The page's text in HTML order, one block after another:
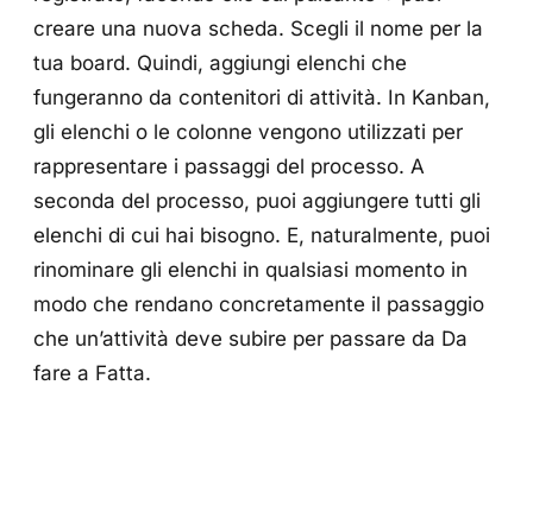
creare una nuova scheda. Scegli il nome per la
tua board. Quindi, aggiungi elenchi che
fungeranno da contenitori di attività. In Kanban,
gli elenchi o le colonne vengono utilizzati per
rappresentare i passaggi del processo. A
seconda del processo, puoi aggiungere tutti gli
elenchi di cui hai bisogno. E, naturalmente, puoi
rinominare gli elenchi in qualsiasi momento in
modo che rendano concretamente il passaggio
che un’attività deve subire per passare da Da
fare a Fatta.